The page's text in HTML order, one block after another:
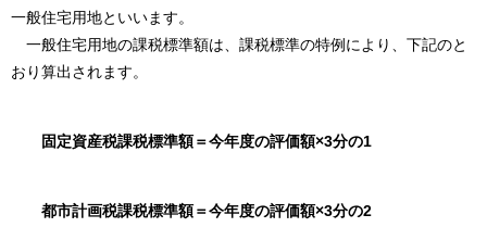
一般住宅用地といいます。
一般住宅用地の課税標準額は、課税標準の特例により、下記のと
おり算出されます。
固定資産税課税標準額＝今年度の評価額×3分の1
都市計画税課税標準額＝今年度の評価額×3分の2